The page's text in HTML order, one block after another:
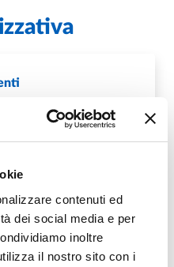
contenuti ed
dei social media e per
inoltre
il nostro sito con i
CARRIERE STUDENTI